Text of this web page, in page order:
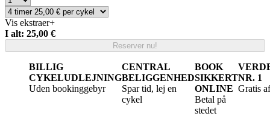
Vis ekstraer+
I alt: 25,00 €
Reserver nu!
BILLIG
CYKELUDLEJNING
Uden bookinggebyr
CENTRAL
BELIGGENHED
Spar tid, lej en
cykel
BOOK
SIKKERT
ONLINE
Betal på
stedet
NR. 1
Gratis